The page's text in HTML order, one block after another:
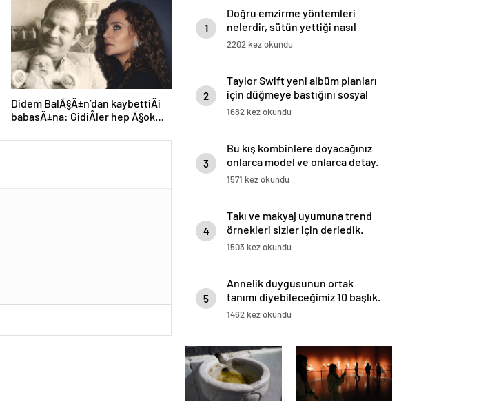
Didem BalÃ§Ä±n’dan kaybettiÄi
babasÄ±na: GidiÅler hep Ã§ok
1
Doğru emzirme yöntemleri
nelerdir, sütün yettiği nasıl
anlaşılır?
2202 kez okundu
2
Taylor Swift yeni albüm planları
için düğmeye bastığını sosyal
medyadan duyurdu!
1682 kez okundu
3
Bu kış kombinlere doyacağınız
onlarca model ve onlarca detay.
1571 kez okundu
4
Takı ve makyaj uyumuna trend
örnekleri sizler için derledik.
1503 kez okundu
5
Annelik duygusunun ortak
tanımı diyebileceğimiz 10 başlık.
1462 kez okundu